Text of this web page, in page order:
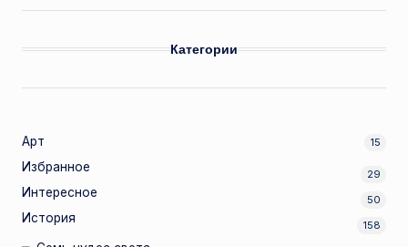
Категории
Арт 15
Избранное
29
Интересное
50
История
158